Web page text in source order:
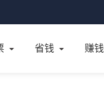
省钱 赚钱